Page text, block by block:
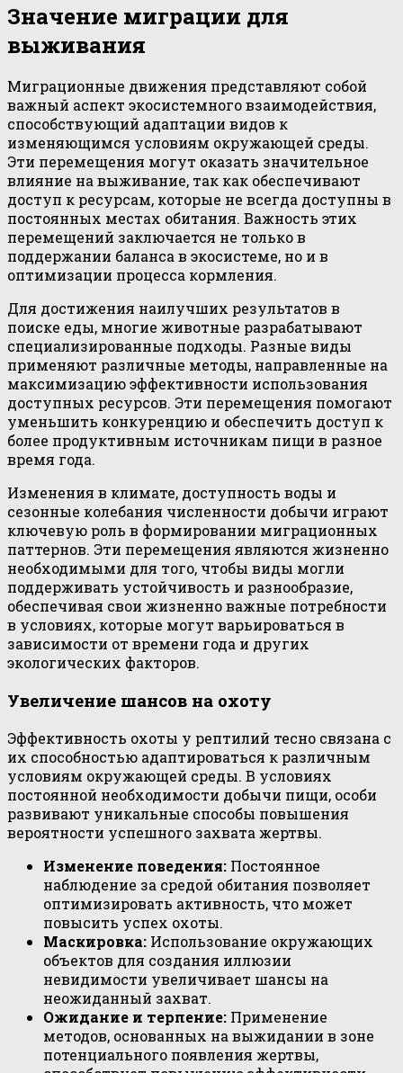
Значение миграции для
выживания
Миграционные движения представляют собой
важный аспект экосистемного взаимодействия,
способствующий адаптации видов к
изменяющимся условиям окружающей среды.
Эти перемещения могут оказать значительное
влияние на выживание, так как обеспечивают
доступ к ресурсам, которые не всегда доступны в
постоянных местах обитания. Важность этих
перемещений заключается не только в
поддержании баланса в экосистеме, но и в
оптимизации процесса кормления.
Для достижения наилучших результатов в
поиске еды, многие животные разрабатывают
специализированные подходы. Разные виды
применяют различные методы, направленные на
максимизацию эффективности использования
доступных ресурсов. Эти перемещения помогают
уменьшить конкуренцию и обеспечить доступ к
более продуктивным источникам пищи в разное
время года.
Изменения в климате, доступность воды и
сезонные колебания численности добычи играют
ключевую роль в формировании миграционных
паттернов. Эти перемещения являются жизненно
необходимыми для того, чтобы виды могли
поддерживать устойчивость и разнообразие,
обеспечивая свои жизненно важные потребности
в условиях, которые могут варьироваться в
зависимости от времени года и других
экологических факторов.
Увеличение шансов на охоту
Эффективность охоты у рептилий тесно связана с
их способностью адаптироваться к различным
условиям окружающей среды. В условиях
постоянной необходимости добычи пищи, особи
развивают уникальные способы повышения
вероятности успешного захвата жертвы.
Изменение поведения: Постоянное
наблюдение за средой обитания позволяет
оптимизировать активность, что может
повысить успех охоты.
Маскировка: Использование окружающих
объектов для создания иллюзии
невидимости увеличивает шансы на
неожиданный захват.
Ожидание и терпение: Применение
методов, основанных на выжидании в зоне
потенциального появления жертвы,